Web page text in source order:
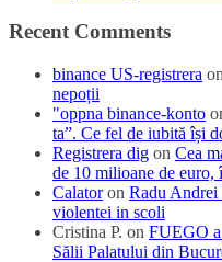
Recent Comments
binance US-registrera on
nepoții
"oppna binance-konto
ta”. Ce fel de iubită își
Registrera dig on Cea
de 10 milioane de euro,
Calatoron Radu Andrei
violentei in scoli
Cristina P. on FUEGO a
Sălii Palatului din